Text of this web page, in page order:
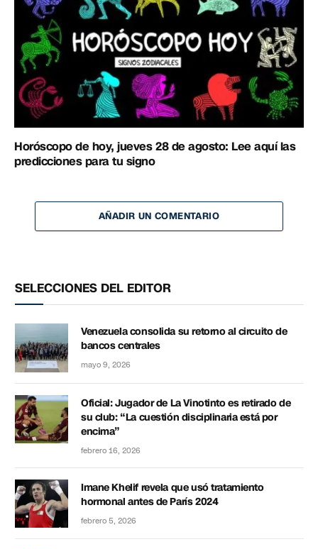
Horóscopo de hoy, jueves 28 de agosto: Lee aquí las
predicciones para tu signo
AÑADIR UN COMENTARIO
SELECCIONES DEL EDITOR
Venezuela consolida su retorno al circuito de
bancos centrales
mayo 9, 2026
Oficial: Jugador de La Vinotinto es retirado de
su club: “La cuestión disciplinaria está por
encima”
febrero 16, 2026
Imane Khelif revela que usó tratamiento
hormonal antes de París 2024
febrero 5, 2026